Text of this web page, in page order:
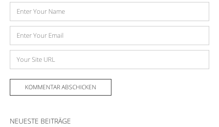
Name
Mail-
Adresse
Website
NEUESTE BEITRÄGE